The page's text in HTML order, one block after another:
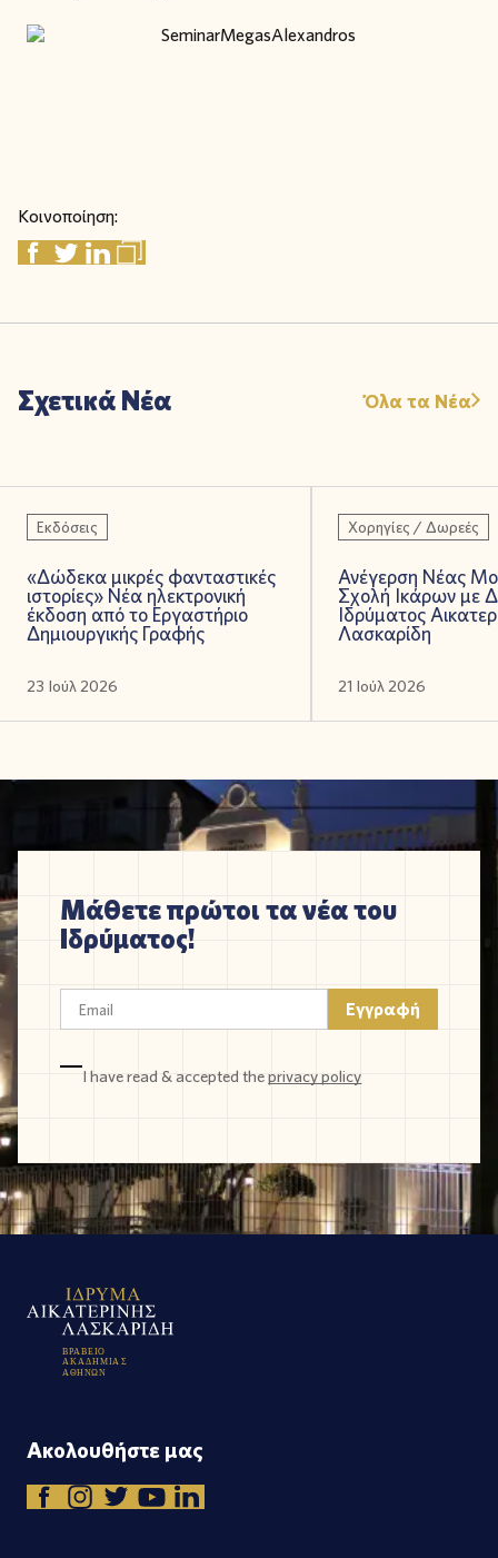
Κοινοποίηση:
Σχετικά Νέα Όλα τα Νέα
Εκδόσεις
«Δώδεκα μικρές φανταστικές
ιστορίες» Νέα ηλεκτρονική
έκδοση από το Εργαστήριο
Δημιουργικής Γραφής
23 Ιούλ 2026
Χορηγίες / Δωρεές
Ανέγερση Νέας
Σχολή Ικάρων με
Ιδρύματος
Λασκαρίδη
21 Ιούλ 2026
Μάθετε πρώτοι τα νέα του
Ιδρύματος!
I have read & accepted theprivacy policy
ΒΡΑΒΕΙΟ
ΑΚΑΔΗΜΙΑ Σ
Α ΘΗΝΩΝ
Ακολουθήστε μας